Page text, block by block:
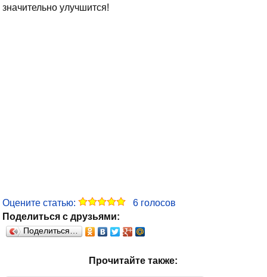
значительно улучшится!
Оцените статью: 6 голосов
Поделиться с друзьями:
Поделиться…
Прочитайте также: